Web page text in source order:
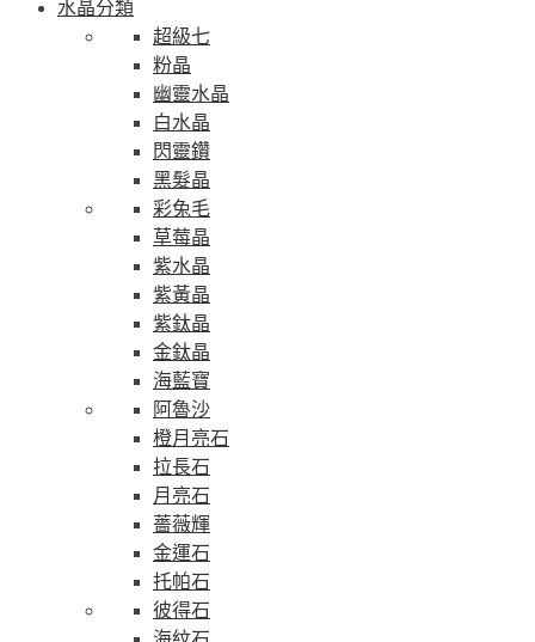
水晶分類
超級七
粉晶
幽靈水晶
白水晶
閃靈鑽
黑髮晶
彩兔毛
草莓晶
紫水晶
紫黃晶
紫鈦晶
金鈦晶
海藍寶
阿魯沙
橙月亮石
拉長石
月亮石
薔薇輝
金運石
托帕石
彼得石